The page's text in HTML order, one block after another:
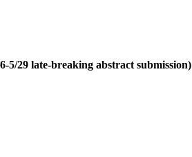
late-breaking abstract submission)